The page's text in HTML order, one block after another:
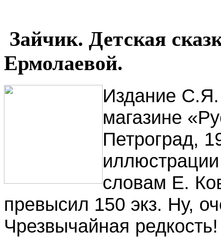
Зайчик. Детская
Ермолаевой.
Издание
магазине
Петроград,
словам Е.
превысил 150 экз. Ну,
Чрезвычайная редкость!